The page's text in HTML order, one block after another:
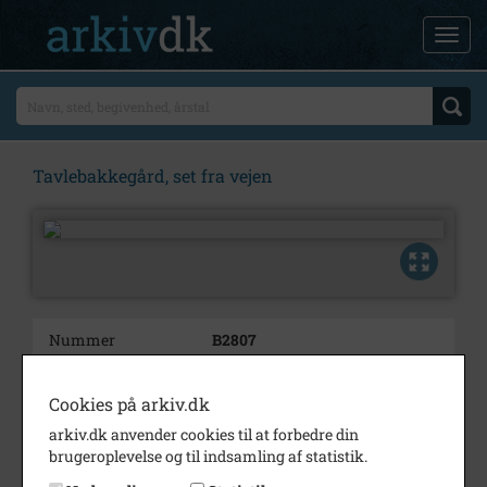
Tavlebakkegård, set fra vejen
Nummer
B2807
Beskrivelse
Årstal
1957
Cookies på arkiv.dk
arkiv.dk anvender cookies til at forbedre din
brugeroplevelse og til indsamling af statistik.